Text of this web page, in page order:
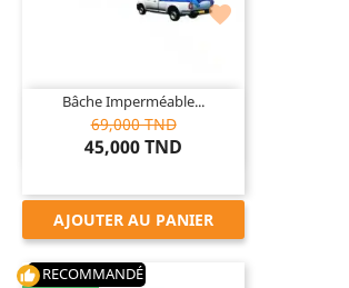

Bâche Imperméable...
69,000 TND
45,000 TND
AJOUTER AU PANIER
thumb_up RECOMMANDÉ